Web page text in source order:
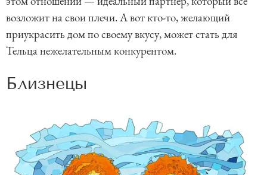
возложит на свои плечи. А вот кто-то, желающий
приукрасить дом по своему вкусу, может стать для
Тельца нежелательным конкурентом.
Близнецы